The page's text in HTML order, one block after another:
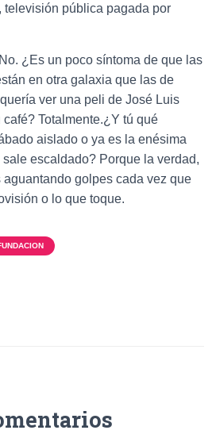
televisión pública pagada por
¿Es un poco síntoma de que las
en otra galaxia que las de
ver una peli de José Luis
Totalmente.¿Y tú qué
aislado o ya es la enésima
escaldado? Porque la verdad,
golpes cada vez que
o lo que toque.